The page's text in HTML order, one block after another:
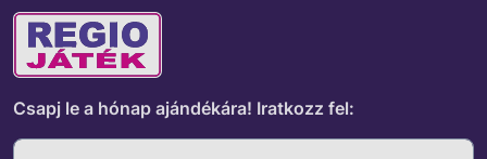
Csapj le a hónap ajándékára! Iratkozz fel: